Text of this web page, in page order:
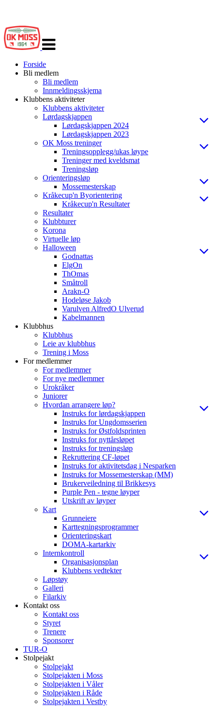
navigasjon
Forside
Bli medlem
Bli medlem
Innmeldingsskjema
Klubbens aktiviteter
Klubbens aktiviteter
Lørdagskjappen
Lørdagskjappen 2024
Lørdagskjappen 2023
OK Moss treninger
Treningsopplegg/ukas løype
Treninger med kveldsmat
Treningsløp
Orienteringsløp
Mossemesterskap
Kråkecup'n Byorientering
Kråkecup'n Resultater
Resultater
Klubbturer
Korona
Virtuelle løp
Halloween
Godnattas
ElgOn
ThOmas
Småtroll
Arakn-O
Hodeløse Jakob
Varulven AlfredO Ulverud
Kabelmannen
Klubbhus
Klubbhus
Leie av klubbhus
Trening i Moss
For medlemmer
For medlemmer
For nye medlemmer
Urokråker
Juniorer
Hvordan arrangere løp?
Instruks for lørdagskjappen
Instruks for Ungdomsserien
Instruks for Østfoldsprinten
Instruks for nyttårsløpet
Instruks for treningsløp
Rekruttering CF-løpet
Instruks for aktivitetsdag i Nesparken
Instruks for Mossemesterskap (MM)
Brukerveiledning til Brikkesys
Purple Pen - tegne løyper
Utskrift av løyper
Kart
Grunneiere
Karttegningsprogrammer
Orienteringskart
DOMA-kartarkiv
Internkontroll
Organisasjonsplan
Klubbens vedtekter
Løpstøy
Galleri
Filarkiv
Kontakt oss
Kontakt oss
Styret
Trenere
Sponsorer
TUR-O
Stolpejakt
Stolpejakt
Stolpejakten i Moss
Stolpejakten i Våler
Stolpejakten i Råde
Stolpejakten i Vestby